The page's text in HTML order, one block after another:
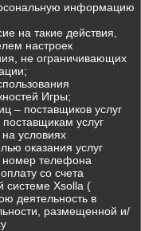
информацию
на такие действия,
настроек
не ограничивающих
Игры;
– поставщиков услуг
услуг
условиях
оказания услуг
номер телефона
со счета
системе Xsolla (
деятельность в
размещенной и/